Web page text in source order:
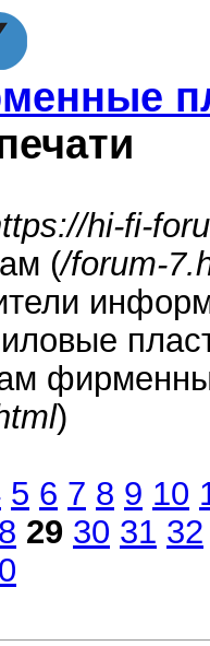
hi-fi-
(/forum-
)
5 6 7 8 9 10
29 30 31 32